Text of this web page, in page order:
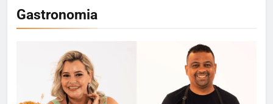
Gastronomia